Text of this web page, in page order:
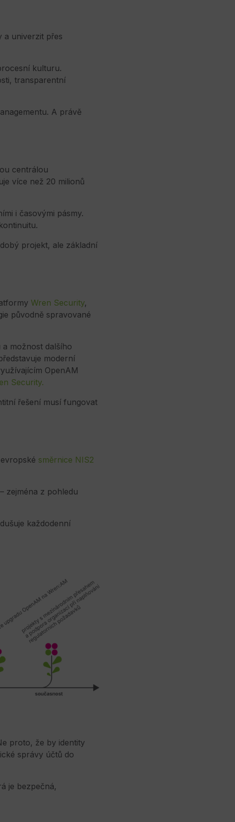
a univerzit přes
kulturu.
transparentní
A právě
centrálou
více než 20 milionů
i časovými pásmy.
projekt, ale základní
Wren Security,
původně spravované
možnost dalšího
moderní
OpenAM
Security.
řešení musí fungovat
směrnice NIS2
zejména z pohledu
každodenní
proto, že by identity
správy účtů do
je bezpečná,